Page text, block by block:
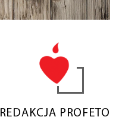
REDAKCJA PROFETO